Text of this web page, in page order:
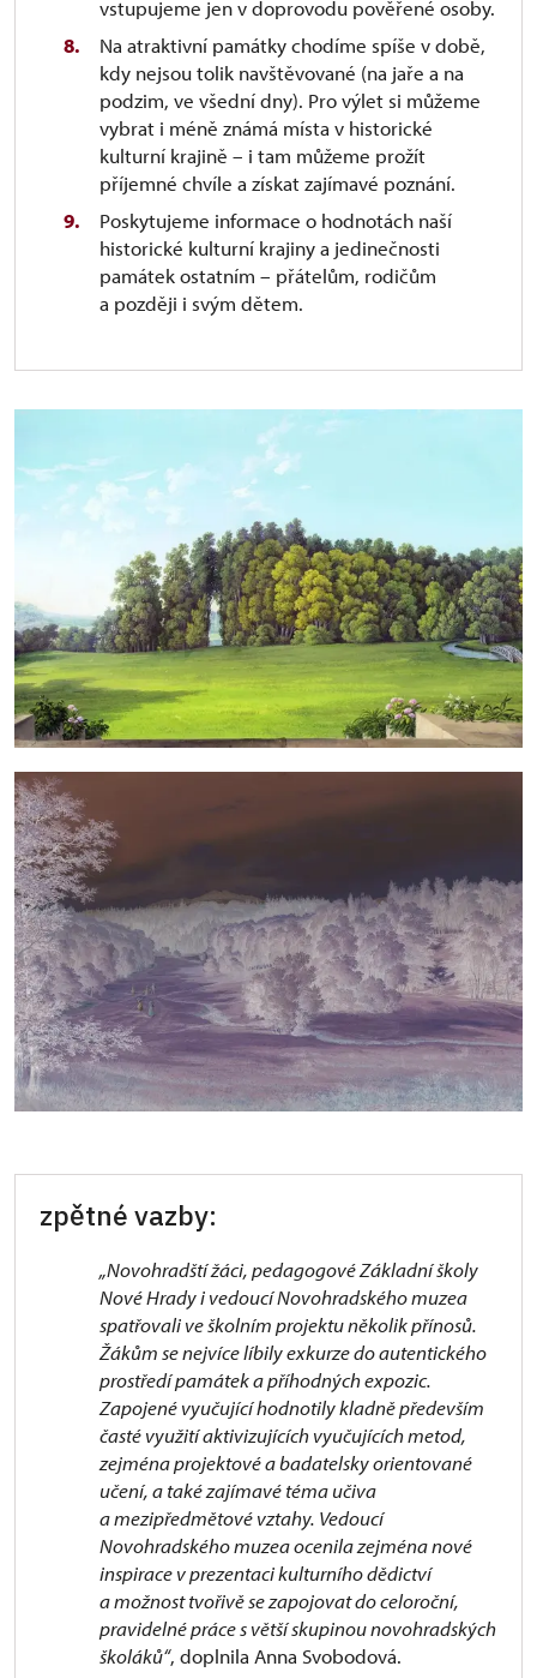
vstupujeme jen v doprovodu pověřené osoby.
Na atraktivní památky chodíme spíše v době,
kdy nejsou tolik navštěvované (na jaře a na
podzim, ve všední dny). Pro výlet si můžeme
vybrat i méně známá místa v historické
kulturní krajině – i tam můžeme prožít
příjemné chvíle a získat zajímavé poznání.
Poskytujeme informace o hodnotách naší
historické kulturní krajiny a jedinečnosti
památek ostatním – přátelům, rodičům
a později i svým dětem.
zpětné vazby:
„Novohradští žáci, pedagogové Základní školy
Nové Hrady i vedoucí Novohradského muzea
spatřovali ve školním projektu několik přínosů.
Žákům se nejvíce líbily exkurze do autentického
prostředí památek a příhodných expozic.
Zapojené vyučující hodnotily kladně především
časté využití aktivizujících vyučujících metod,
zejména projektové a badatelsky orientované
učení, a také zajímavé téma učiva
a mezipředmětové vztahy. Vedoucí
Novohradského muzea ocenila zejména nové
inspirace v prezentaci kulturního dědictví
a možnost tvořivě se zapojovat do celoroční,
pravidelné práce s větší skupinou novohradských
školáků“, doplnila Anna Svobodová.